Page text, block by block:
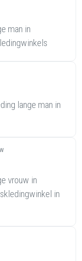
man in
lange man in
vrouw in
in